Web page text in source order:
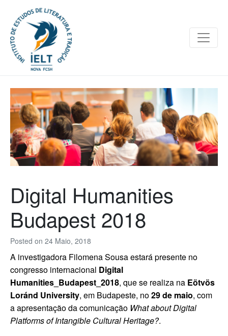
Posted on 24 Maio, 2018
Digital Humanities
Budapest 2018
A investigadora Filomena Sousa estará presente no
congresso internacional Digital
Humanities_Budapest_2018, que se realiza na Eötvös
Loránd University, em Budapeste, no29 de maio, com
a apresentação da comunicação What about Digital
Platforms of Intangible Cultural Heritage?.